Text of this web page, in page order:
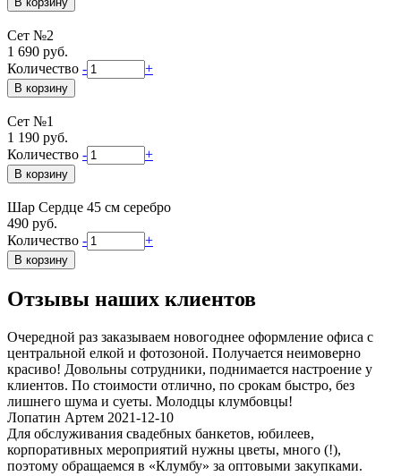
Сет №2
1 690 руб.
Количество - +
Сет №1
1 190 руб.
Количество - +
Шар Сердце 45 см серебро
490 руб.
Количество - +
Отзывы наших клиентов
Очередной раз заказываем новогоднее оформление офиса с
центральной елкой и фотозоной. Получается неимоверно
красиво! Довольны сотрудники, поднимается настроение у
клиентов. По стоимости отлично, по срокам быстро, без
лишнего шума и суеты. Молодцы клумбовцы!
Лопатин Артем 2021-12-10
Для обслуживания свадебных банкетов, юбилеев,
корпоративных мероприятий нужны цветы, много (!),
поэтому обращаемся в «Клумбу» за оптовыми закупками.